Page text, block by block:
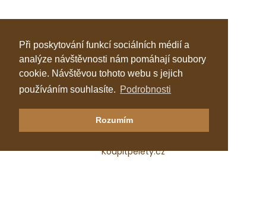
Při poskytování funkcí sociálních médií a
analýze návštěvnosti nám pomáhají soubory
cookie. Návštěvou tohoto webu s jejich
používáním souhlasíte. Podrobnosti
Rozumím
Klastr Česká peleta
Katalog topenářů
Koupitpelety.cz